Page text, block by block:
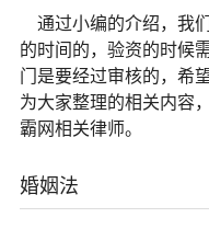
通过小编的介绍，我
的时间的，验资的时候
门是要经过审核的，希
为大家整理的相关内容
霸网相关律师。
婚姻法